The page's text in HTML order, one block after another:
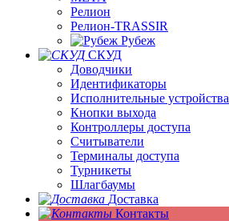
Релион
Релион-TRASSIR
Рубеж
СКУД
Доводчики
Идентификаторы
Исполнительные устройства
Кнопки выхода
Контроллеры доступа
Считыватели
Терминалы доступа
Турникеты
Шлагбаумы
Доставка
Контакты